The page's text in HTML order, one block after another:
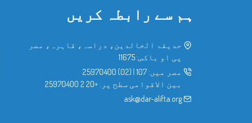
ہم سے رابطہ کریں
حدیقۃ الخالدین، دراسہ، قاہرہ، مصر
پی او باکس: 11675
مصر میں: 107
(02) 25970400
بین الاقوامی سطح پر: +20 2 25970400
ask@dar-alifta.org